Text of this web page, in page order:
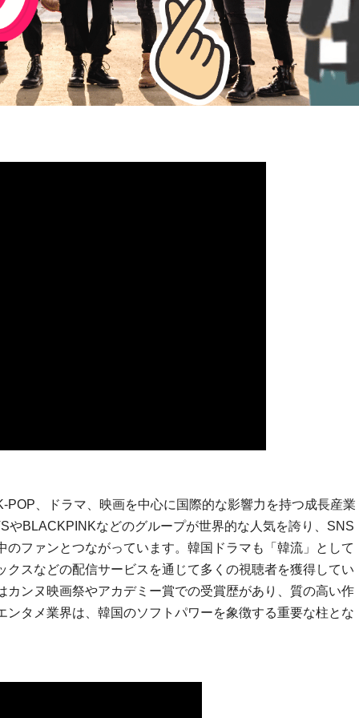
POP、ドラマ、映画を中心に国際的な影響力を持つ成長産業
やBLACKPINKなどのグループが世界的な人気を誇り、SNS
のファンとつながっています。韓国ドラマも「韓流」として
クスなどの配信サービスを通じて多くの視聴者を獲得してい
カンヌ映画祭やアカデミー賞での受賞歴があり、質の高い作
ンタメ業界は、韓国のソフトパワーを象徴する重要な柱とな